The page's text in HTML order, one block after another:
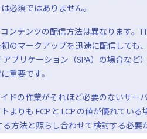
必須ではありません。
ンテンツの配信方法は異なります。
のマークアップを迅速に配信して
プリケーション（SPA）の場合など
重要です。
ドの作業がそれほど必要のないサー
よりも FCP と LCP の値が優れてい
方法と照らし合わせて検討する必要